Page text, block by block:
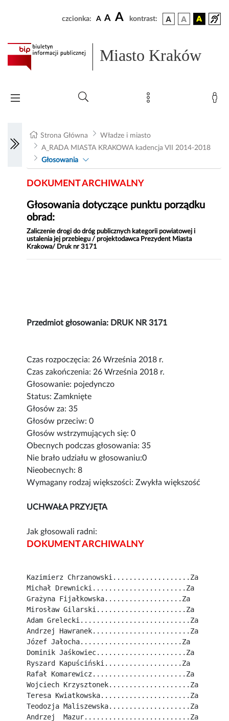
czcionka: A A A kontrast:
Miasto Kraków
Strona Główna
Władze i miasto
A_RADA MIASTA KRAKOWA kadencja VII 2014-2018
Głosowania
DOKUMENT ARCHIWALNY
Głosowania dotyczące punktu porządku
obrad:
Zaliczenie drogi do dróg publicznych kategorii powiatowej i
ustalenia jej przebiegu / projektodawca Prezydent Miasta
Krakowa/ Druk nr 3171
Przedmiot głosowania: DRUK NR 3171
Czas rozpoczęcia: 26 Września 2018 r.
Czas zakończenia: 26 Września 2018 r.
Głosowanie: pojedynczo
Status: Zamknięte
Głosów za: 35
Głosów przeciw: 0
Głosów wstrzymujących się: 0
Obecnych podczas głosowania: 35
Nie brało udziału w głosowaniu:0
Nieobecnych: 8
Wymagany rodzaj większości: Zwykła większość
UCHWAŁA PRZYJĘTA
Jak głosowali radni:
DOKUMENT ARCHIWALNY
Kazimierz Chrzanowski...................Za
Michał Drewnicki.......................Za
Grażyna Fijałkowska...................Za
Mirosław Gilarski......................Za
Adam Grelecki...........................Za
Andrzej Hawranek........................Za
Józef Jałocha.........................Za
Dominik Jaśkowiec......................Za
Ryszard Kapuściński...................Za
Rafał Komarewicz.......................Za
Wojciech Krzysztonek....................Za
Teresa Kwiatkowska......................Za
Teodozja Maliszewska....................Za
Andrzej  Mazur..........................Za